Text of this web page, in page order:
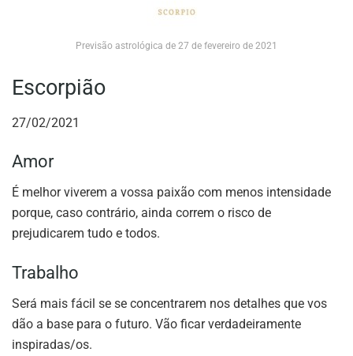
Previsão astrológica de 27 de fevereiro de 2021
Escorpião
27/02/2021
Amor
É melhor viverem a vossa paixão com menos intensidade
porque, caso contrário, ainda correm o risco de
prejudicarem tudo e todos.
Trabalho
Será mais fácil se se concentrarem nos detalhes que vos
dão a base para o futuro. Vão ficar verdadeiramente
inspiradas/os.